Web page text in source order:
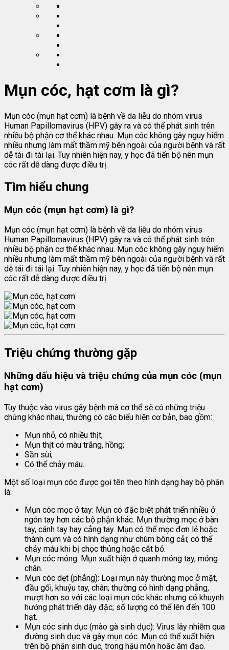
Mụn cóc, hạt cơm là gì?
Mụn cóc (mụn hạt cơm) là bệnh về da liễu do nhóm virus
Human Papillomavirus (HPV) gây ra và có thể phát sinh trên
nhiều bộ phận cơ thể khác nhau. Mụn cóc không gây nguy hiểm
nhiều nhưng làm mất thầm mỹ bên ngoài của người bệnh và rất
dễ tái đi tái lại. Tuy nhiên hiện nay, y học đã tiến bộ nên mụn
cóc rất dễ dàng được điều trị.
Tìm hiểu chung
Mụn cóc (mụn hạt cơm) là gì?
Mụn cóc (mụn hạt cơm) là bệnh về da liễu do nhóm virus
Human Papillomavirus (HPV) gây ra và có thể phát sinh trên
nhiều bộ phận cơ thể khác nhau. Mụn cóc không gây nguy hiểm
nhiều nhưng làm mất thầm mỹ bên ngoài của người bệnh và rất
dễ tái đi tái lại. Tuy nhiên hiện nay, y học đã tiến bộ nên mụn
cóc rất dễ dàng được điều trị.
Triệu chứng thường gặp
Những dấu hiệu và triệu chứng của mụn cóc (mụn
hạt cơm)
Tùy thuộc vào virus gây bệnh mà cơ thể sẽ có những triệu
chứng khác nhau, thường có các biểu hiện cơ bản, bao gồm:
Mụn nhỏ, có nhiều thịt;
Mụn thịt có màu trắng, hồng;
Sần sùi;
Có thể chảy máu.
Một số loại mụn cóc được gọi tên theo hình dạng hay bộ phận
là:
Mụn cóc mọc ở tay: Mụn có đặc biệt phát triển nhiều ở
ngón tay hơn các bộ phận khác. Mụn thường mọc ở bàn
tay, cánh tay hay cẳng tay. Mụn có thể mọc đơn lẻ hoặc
thành cụm và có hình dạng như chùm bông cải; có thể
chảy máu khi bị chọc thủng hoặc cắt bỏ.
Mụn cóc móng: Mụn xuất hiện ở quanh móng tay, móng
chân.
Mụn cóc dẹt (phẳng): Loại mụn này thường mọc ở mặt,
đầu gối, khuỷu tay, chân; thường có hình dạng phẳng,
mượt hơn so với các loại mụn cóc khác nhưng có khuynh
hướng phát triển dày đặc; số lượng có thể lên đến 100
hạt.
Mụn cóc sinh dục (mào gà sinh dục): Virus lây nhiễm qua
đường sinh dục và gây mụn cóc. Mụn có thể xuất hiện
trên bộ phận sinh dục, trong hậu môn hoặc âm đạo.